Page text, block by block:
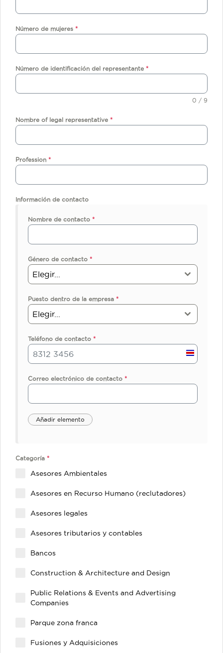
Número de mujeres *
Número de identificación del representante *
0 / 9
Nombre of legal representative *
Profession *
Información de contacto
Nombre de contacto *
Género de contacto *
Elegir...
Puesto dentro de la empresa *
Elegir...
Teléfono de contacto *
C
o
t
R
Correo electrónico de contacto *
Categoría *
Asesores Ambientales
Asesores en Recurso Humano (reclutadores)
Asesores legales
Asesores tributarios y contables
Bancos
Construction & Architecture and Design
Public Relations & Events and Advertising
Companies
Parque zona franca
Fusiones y Adquisiciones